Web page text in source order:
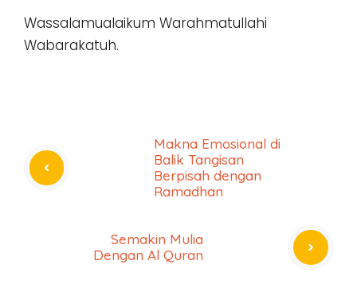
Wassalamualaikum Warahmatullahi
Wabarakatuh.
Makna Emosional di
Balik Tangisan
Berpisah dengan
Ramadhan
Semakin Mulia
Dengan Al Quran